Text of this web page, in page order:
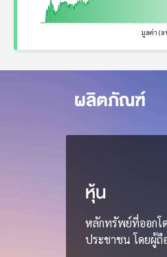
มูลค่า (ล
ผลิตภัณฑ์
หุ้น
หลักทรัพย์ที่ออกโ
ประชาชน โดยผู้